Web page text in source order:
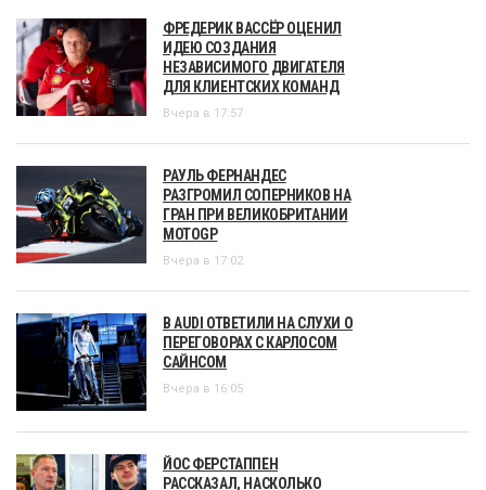
ФРЕДЕРИК ВАССЁР ОЦЕНИЛ
ИДЕЮ СОЗДАНИЯ
НЕЗАВИСИМОГО ДВИГАТЕЛЯ
ДЛЯ КЛИЕНТСКИХ КОМАНД
Вчера в 17:57
РАУЛЬ ФЕРНАНДЕС
РАЗГРОМИЛ СОПЕРНИКОВ НА
ГРАН ПРИ ВЕЛИКОБРИТАНИИ
MOTOGP
Вчера в 17:02
В AUDI ОТВЕТИЛИ НА СЛУХИ О
ПЕРЕГОВОРАХ С КАРЛОСОМ
САЙНСОМ
Вчера в 16:05
ЙОС ФЕРСТАППЕН
РАССКАЗАЛ, НАСКОЛЬКО